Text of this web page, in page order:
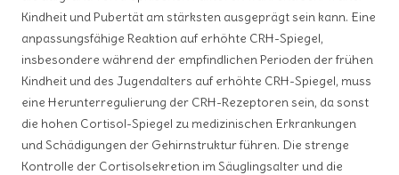
Kindheit und Pubertät am stärksten ausgeprägt sein kann. Eine
anpassungsfähige Reaktion auf erhöhte CRH-Spiegel,
insbesondere während der empfindlichen Perioden der frühen
Kindheit und des Jugendalters auf erhöhte CRH-Spiegel, muss
eine Herunterregulierung der CRH-Rezeptoren sein, da sonst
die hohen Cortisol-Spiegel zu medizinischen Erkrankungen
und Schädigungen der Gehirnstruktur führen. Die strenge
Kontrolle der Cortisolsekretion im Säuglingsalter und die